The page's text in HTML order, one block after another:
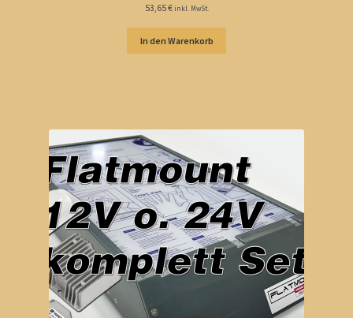
53,65€ inkl. MwSt.
In den Warenkorb